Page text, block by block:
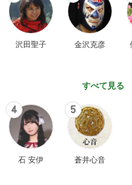
沢田聖子 金沢克彦
すべて見る
4
石 安伊
5
蒼井心音